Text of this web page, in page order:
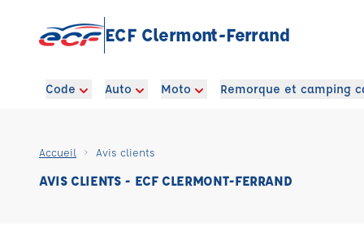
ECF Clermont-Ferrand
Code Auto Moto Remorque et camping
Accueil Avis clients
AVIS CLIENTS - ECF CLERMONT-FERRAND